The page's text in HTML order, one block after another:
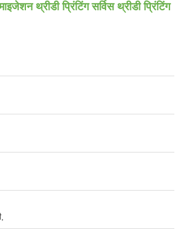
थ्रीडी प्रिंटिंग सर्विस थ्रीडी प्रिंटिंग